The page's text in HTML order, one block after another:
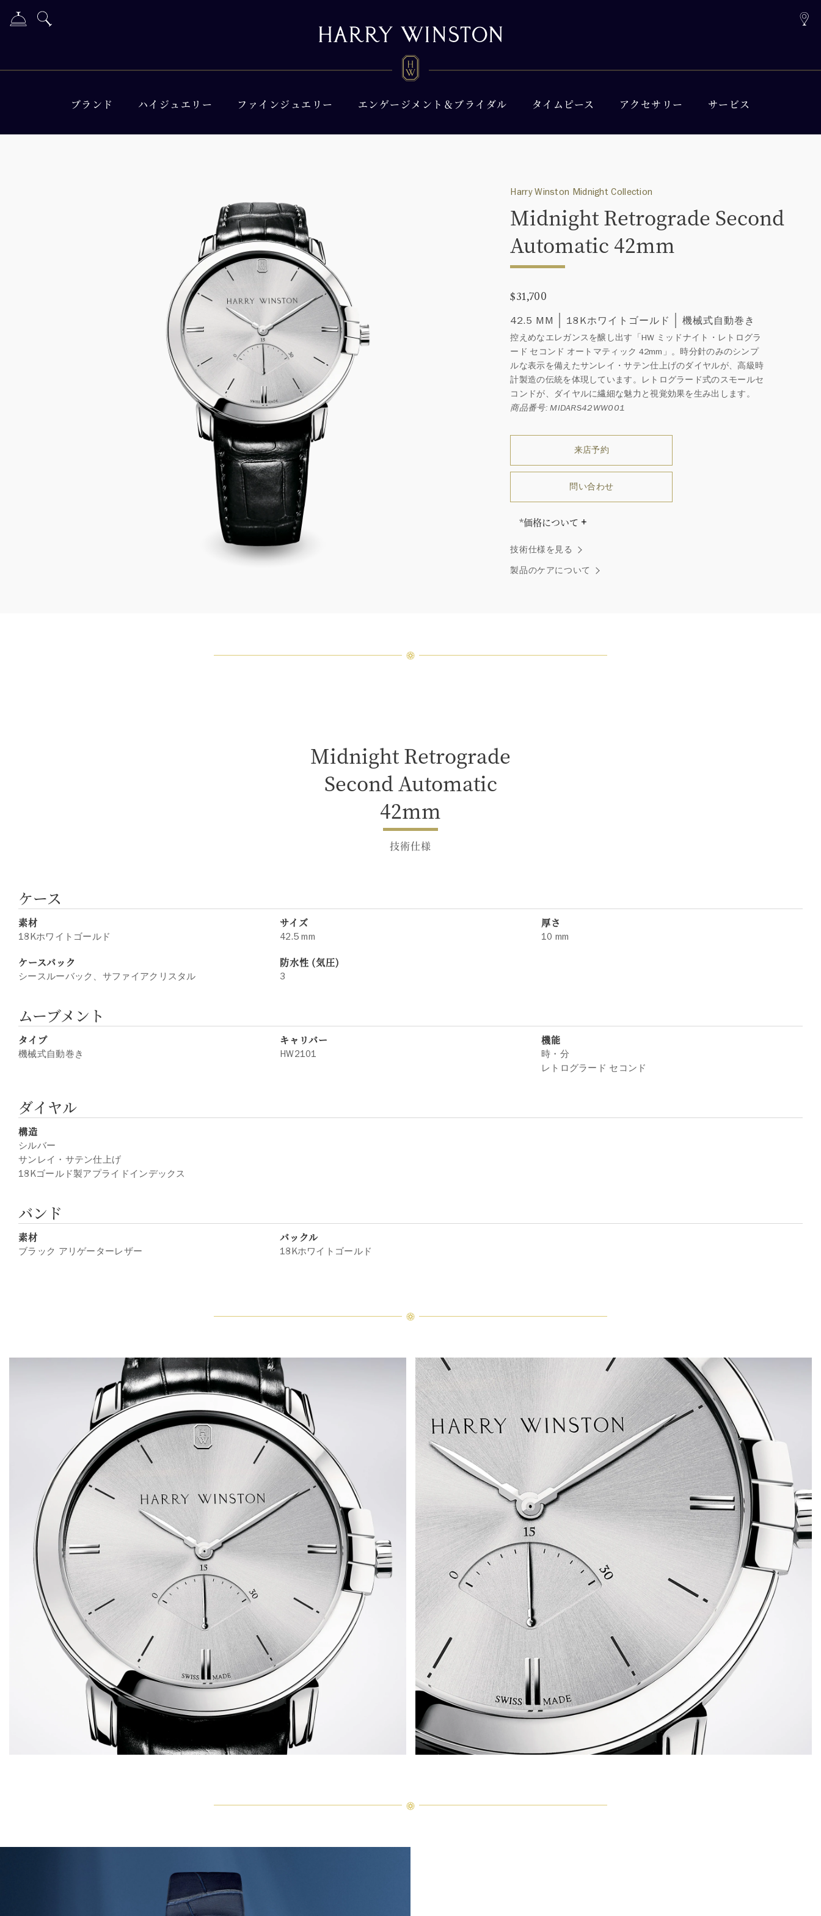
ブランド ハイジュエリー ファインジュエリー エンゲージメント＆ブライダル タイムピース アクセサリー サービス
Harry Winston Midnight Collection
Midnight Retrograde Second
Automatic 42mm
$31,700
42.5 MM 18Kホワイトゴールド 機械式自動巻き
控えめなエレガンスを醸し出す「HW ミッドナイト・レトログラ
ード セコンド オートマティック 42mm」。時分針のみのシンプ
ルな表示を備えたサンレイ・サテン仕上げのダイヤルが、高級時
計製造の伝統を体現しています。レトログラード式のスモールセ
コンドが、ダイヤルに繊細な魅力と視覚効果を生み出します。
商品番号: MIDARS42WW001
来店予約
問い合わせ
*価格について
ウィンストンはそう語りました。ハリー・ウィンストンによって
厳選された最高品質のダイヤモンド及びジェムストーンは、ひと
つひとつが唯一無二の個性を有する天然の素材であるため、同製
技術仕様を見る
製品のケアについて
Midnight Retrograde
Second Automatic
42mm
技術仕様
ケース
素材
18Kホワイトゴールド
サイズ
42.5 mm
厚さ
10 mm
ケースバック
シースルーバック、サファイアクリスタル
防水性 (気圧)
3
ムーブメント
タイプ
機械式自動巻き
キャリバー
HW2101
機能
時・分
レトログラード セコンド
ダイヤル
構造
シルバー
サンレイ・サテン仕上げ
18Kゴールド製アプライドインデックス
バンド
素材
ブラック アリゲーターレザー
バックル
18Kホワイトゴールド